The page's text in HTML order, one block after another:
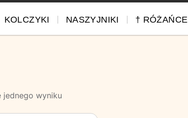
KOLCZYKI NASZYJNIKI † RÓŻAŃCE
jednego wyniku